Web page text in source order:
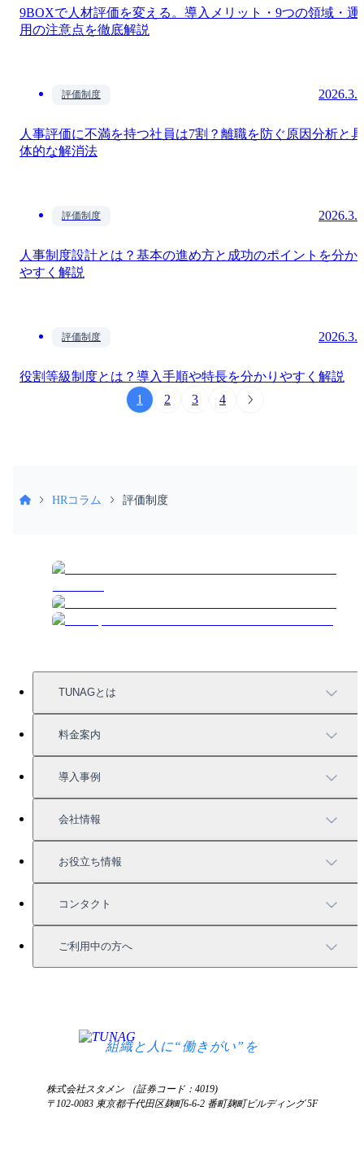
9BOXで人材評価を変える。導入メリット・9つの領域・運
用の注意点を徹底解説
評価制度
人事評価に不満を持つ社員は7割？離職を防ぐ原因分析と具
体的な解消法
評価制度
人事制度設計とは？基本の進め方と成功のポイントを分か
やすく解説
評価制度
役割等級制度とは？導入手順や特長を分かりやすく解説
1
2 3 4
HRコラム 評価制度
TUNAGとは
TUNAGの特徴
機能一覧
充実したサポート
料金案内
料金案内
導入事例
導入事例
活用方法
会社情報
会社情報
お役立ち情報
お役立ち資料一覧
セミナー情報
コンタクト
サービス資料請求
ご利用中の方へ
組織と人に“働きがい”を
株式会社スタメン （証券コード：4019)
〒102-0083 東京都千代田区麹町6-6-2 番町麹町ビルディング 5F